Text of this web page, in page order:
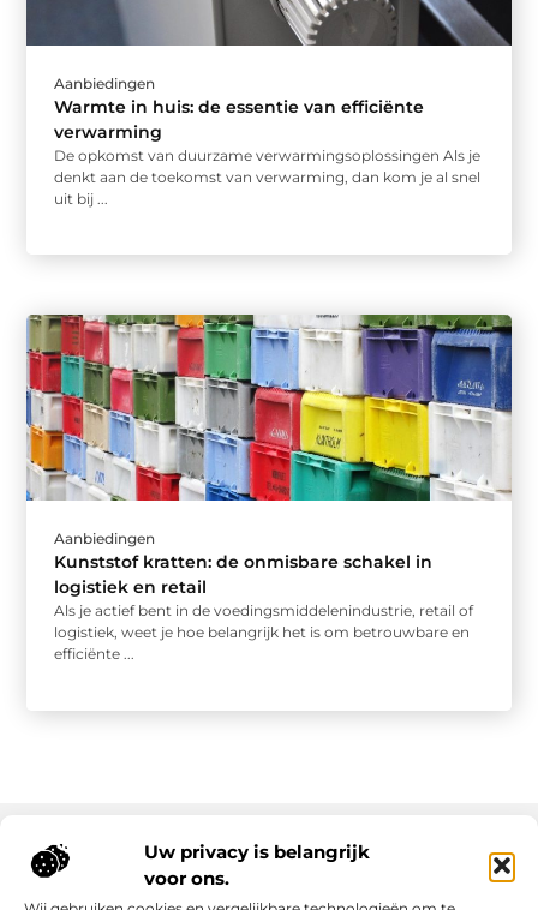
Uw privacy is belangrijk
voor ons.
Aanbiedingen
Warmte in huis: de essentie van efficiënte
verwarming
De opkomst van duurzame verwarmingsoplossingen Als je
denkt aan de toekomst van verwarming, dan kom je al snel
uit bij ...
Aanbiedingen
Kunststof kratten: de onmisbare schakel in
logistiek en retail
Als je actief bent in de voedingsmiddelenindustrie, retail of
logistiek, weet je hoe belangrijk het is om betrouwbare en
efficiënte ...
Onze informatie